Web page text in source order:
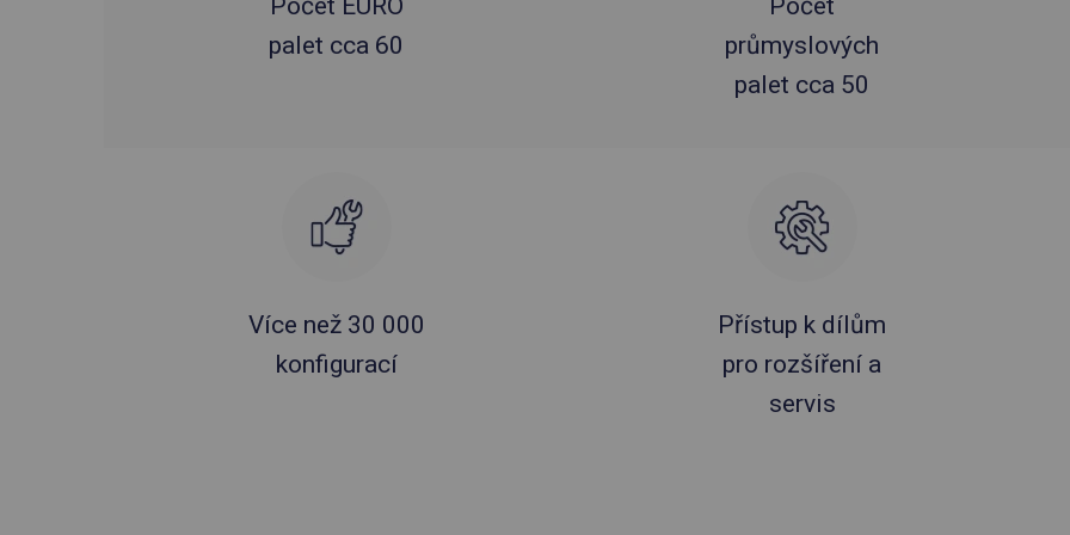
Počet EURO
palet cca 60
Počet
průmyslových
palet cca 50
Více než 30 000
konfigurací
Přístup k dílům
pro rozšíření a
servis